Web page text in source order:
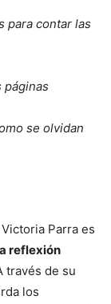
para contar las
se olvidan
Parra es
reflexión
través de su
los